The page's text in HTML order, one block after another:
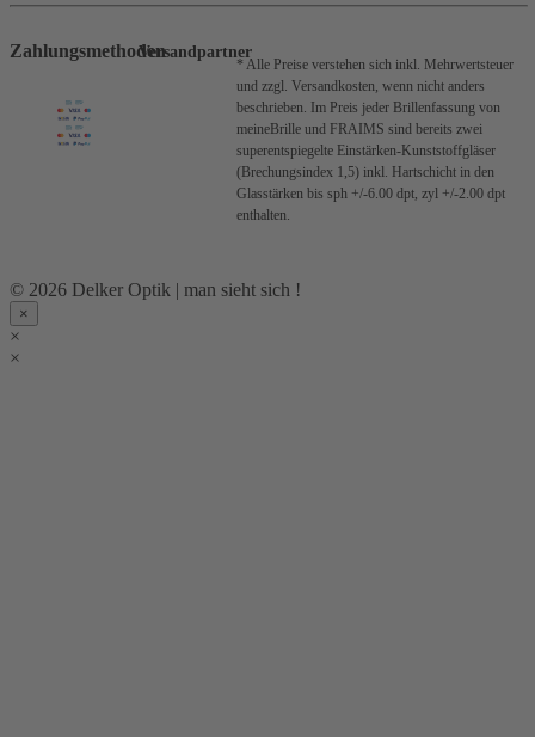
ZahlungsmethodenVersandpartner
* Alle Preise verstehen sich inkl. Mehrwertsteuer
und zzgl. Versandkosten, wenn nicht anders
beschrieben. Im Preis jeder Brillenfassung von
meineBrille und FRAIMS sind bereits zwei
superentspiegelte Einstärken-Kunststoffgläser
(Brechungsindex 1,5) inkl. Hartschicht in den
Glasstärken bis sph +/-6.00 dpt, zyl +/-2.00 dpt
enthalten.
© 2026 Delker Optik | man sieht sich !
×
×
×